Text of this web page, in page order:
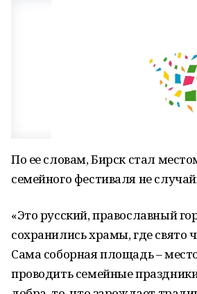
По ее словам, Бирск стал
семейного фестиваля не
«Это русский, православный
сохранились храмы, где свято
Сама соборная площадь –
проводить семейные